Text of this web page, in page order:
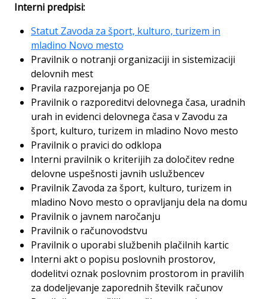
Interni predpisi:
Statut Zavoda za šport, kulturo, turizem in
mladino Novo mesto
Pravilnik o notranji organizaciji in sistemizaciji
delovnih mest
Pravila razporejanja po OE
Pravilnik o razporeditvi delovnega časa, uradnih
urah in evidenci delovnega časa v Zavodu za
šport, kulturo, turizem in mladino Novo mesto
Pravilnik o pravici do odklopa
Interni pravilnik o kriterijih za določitev redne
delovne uspešnosti javnih uslužbencev
Pravilnik Zavoda za šport, kulturo, turizem in
mladino Novo mesto o opravljanju dela na domu
Pravilnik o javnem naročanju
Pravilnik o računovodstvu
Pravilnik o uporabi službenih plačilnih kartic
Interni akt o popisu poslovnih prostorov,
dodelitvi oznak poslovnim prostorom in pravilih
za dodeljevanje zaporednih številk računov